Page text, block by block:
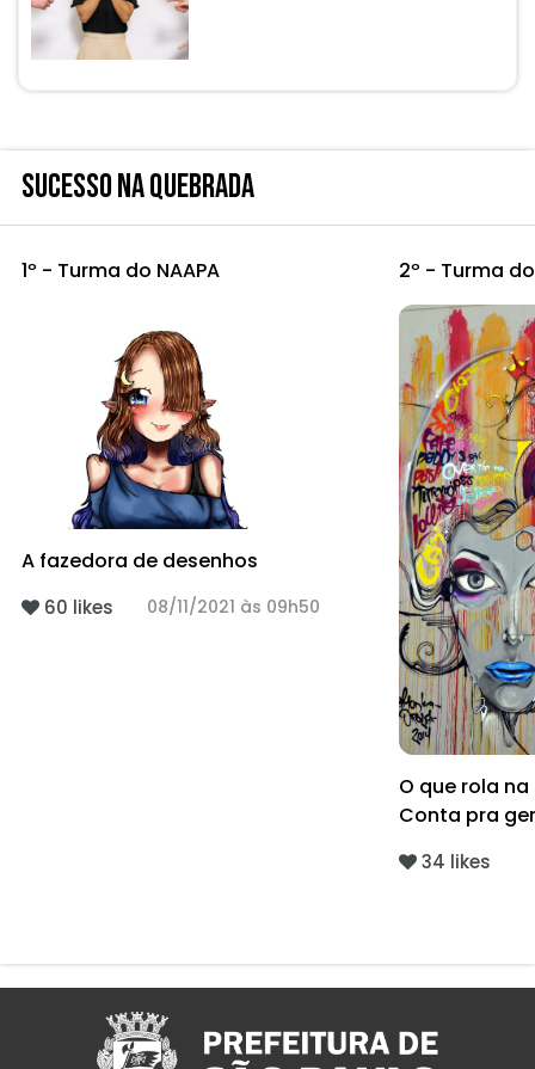
SUCESSO NA QUEBRADA
1º - Turma do NAAPA
A fazedora de desenhos
60 likes 08/11/2021 às 09h50
2º - Turma do
O que rola
Conta pra
34 likes